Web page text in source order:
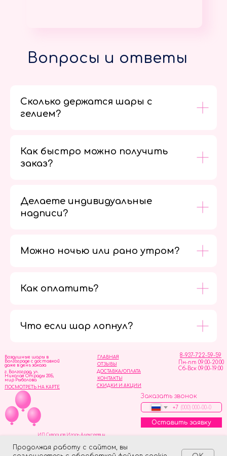
Продолжая работу с сайтом, вы
Вопросы и ответы
Сколько держатся шары с
гелием?
Как быстро можно получить
заказ?
Делаете индивидуальные
надписи?
Можно ночью или рано утром?
Как оплатить?
Что если шар лопнул?
ОТЗЫВЫ
ГЛАВНАЯ
ДОСТАВКА/ОПЛАТА
СКИДКИ И АКЦИИ
КОНТАКТЫ
8-937-722-59-59
Пн-пт 09:00-20:00
Сб-Вск 09:00-19:00
Воздушные шары в
Волгограде с доставкой
даже в день заказа
Заказать звонок
+7
Оставить заявку
г. Волгоград, ул.
Николая Отрады 20Б,
мир Рыболова
ПОСМОТРЕТЬ НА КАРТЕ
ИП Скворцов Игорь Алексеевич